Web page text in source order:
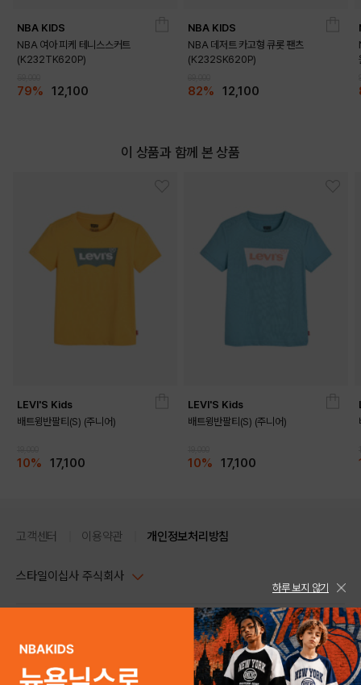
NBA KIDS
NBA 여아 피케 테니스스커트
(K232TK620P)
79% 12,100
NBA KIDS
NBA 데저트 카고형 큐롯 팬츠
(K232SK620P)
82% 12,100
이 상품과 함께 본 상품
LEVI'S Kids
배트윙반팔티(S) (주니어)
10% 17,100
LEVI'S Kids
배트윙반팔티(S) (주니어)
10% 17,100
고객센터 이용약관 개인정보처리방침
스타일이십사 주식회사
주소 : 서울시 강남구 논현로 633, 6층 (논현동, 한세엠케이빌딩)
사업자등록번호 : 116-81-32499
통신판매업신고번호 : 제 2024-서울강남-04239
스타일24 고객센터 1544-5336
평일 09:00~ 18:00 (토/일/공휴일 휴무)
하루 보지 않기